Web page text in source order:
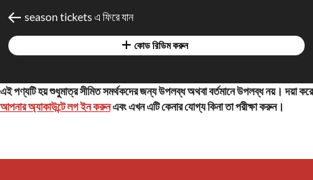
season tickets এ ফিরে যান
কোড রিডিম করুন
এই পণ্যটি হয় শুধুমাত্র সীমিত সমর্থকদের জন্য উপলব্ধ অথবা বর্তমানে উপলব্ধ নয়। দয়া করে
আপনার অ্যাকাউন্টে লগ ইন করুনএবং এখন এটি কেনার যোগ্য কিনা তা পরীক্ষা করুন।